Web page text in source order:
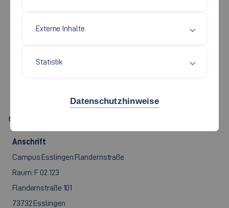
Wirtschaft und Technik
Anschrift
Campus Esslingen Flandernstraße
Raum: F 02.123
Flandernstraße 101
73732 Esslingen
Externe Inhalte
Statistik
Datenschutzhinweise